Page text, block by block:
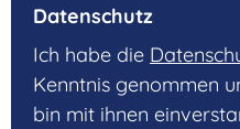
Datenschutz
Ich habe die
Kenntnis genommen
bin mit ihnen